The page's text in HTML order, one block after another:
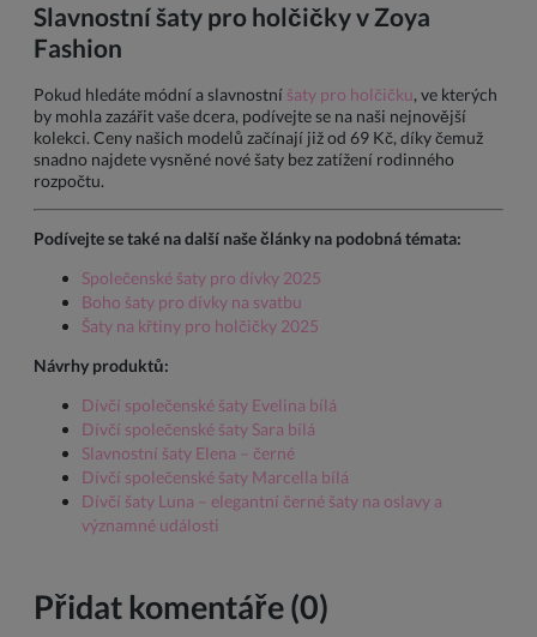
Slavnostní šaty pro holčičky v Zoya
Fashion
Pokud hledáte módní a slavnostní šaty pro holčičku, ve kterých
by mohla zazářit vaše dcera, podívejte se na naši nejnovější
kolekci. Ceny našich modelů začínají již od 69 Kč, díky čemuž
snadno najdete vysněné nové šaty bez zatížení rodinného
rozpočtu.
Podívejte se také na další naše články na podobná témata:
Společenské šaty pro dívky 2025
Boho šaty pro dívky na svatbu
Šaty na křtiny pro holčičky 2025
Návrhy produktů:
Dívčí společenské šaty Evelina bílá
Dívčí společenské šaty Sara bílá
Slavnostní šaty Elena – černé
Dívčí společenské šaty Marcella bílá
Dívčí šaty Luna – elegantní černé šaty na oslavy a
významné události
Přidat komentáře (0)